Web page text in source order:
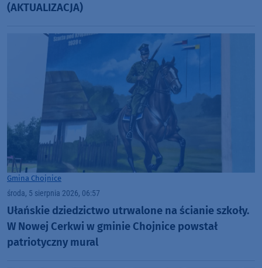
(AKTUALIZACJA)
Gmina Chojnice
środa, 5 sierpnia 2026, 06:57
Ułańskie dziedzictwo utrwalone na ścianie szkoły.
W Nowej Cerkwi w gminie Chojnice powstał
patriotyczny mural